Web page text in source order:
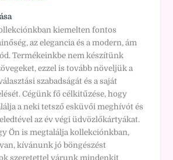
kiemelten fontos
az elegancia és a modern, ám
Termékeinkbe nem készítünk
ezzel is tovább növeljük a
szabadságát és a saját
Cégünk fő célkitűzése, hogy
a neki tetsző esküvői meghívót és
az év végi üdvözlőkártyákat.
Ön is megtalálja kollekciónkban,
kívánunk jó böngészést
szeretettel várunk mindenkit